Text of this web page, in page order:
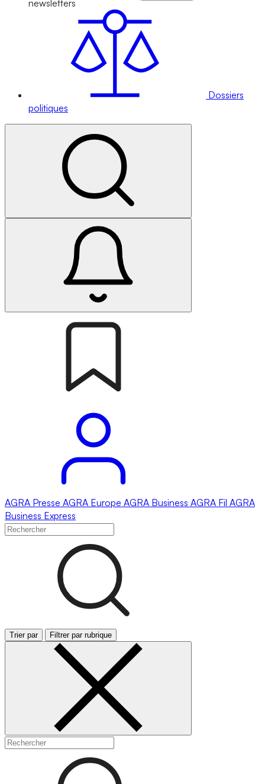
newsletters
Dossiers
politiques
AGRA Presse AGRA Europe AGRA Business AGRA Fil AGRA
Business Express
Trier par Filtrer par rubrique